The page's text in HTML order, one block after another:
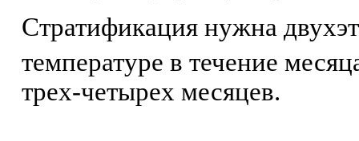
Стратификация нужна
температуре в течение
трех-четырех месяцев.